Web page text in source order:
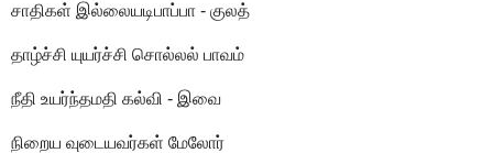
சாதிகள் இல்லையடிபாப்பா - குலத்
தாழ்ச்சி யுயர்ச்சி சொல்லல் பாவம்
நீதி உயர்ந்தமதி கல்வி - இவை
நிறைய வுடையவர்கள் மேலோர்